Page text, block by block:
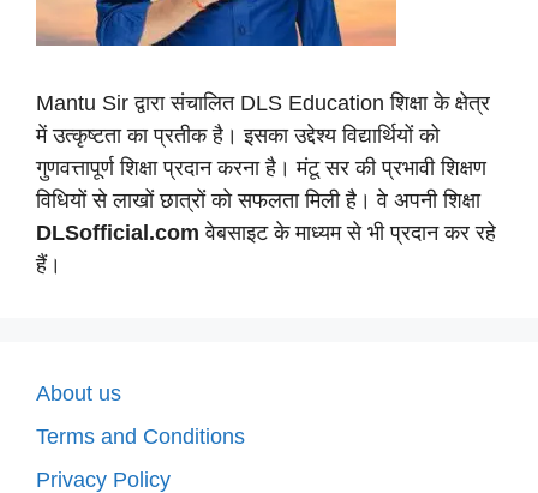
Mantu Sir द्वारा संचालित DLS Education शिक्षा के क्षेत्र
में उत्कृष्टता का प्रतीक है। इसका उद्देश्य विद्यार्थियों को
गुणवत्तापूर्ण शिक्षा प्रदान करना है। मंटू सर की प्रभावी शिक्षण
विधियों से लाखों छात्रों को सफलता मिली है। वे अपनी शिक्षा
DLSofficial.com वेबसाइट के माध्यम से भी प्रदान कर रहे
हैं।
About us
Terms and Conditions
Privacy Policy